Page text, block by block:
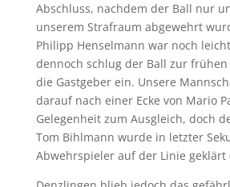
Abschluss, nachdem der Ball nur
unserem Strafraum abgewehrt
Philipp Henselmann war noch
dennoch schlug der Ball zur
die Gastgeber ein. Unsere
darauf nach einer Ecke von Mario
Gelegenheit zum Ausgleich, doch
Tom Bihlmann wurde in letzter
Abwehrspieler auf der Linie geklärt